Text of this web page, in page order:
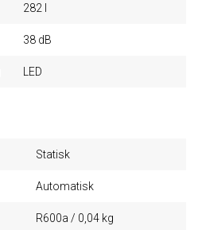
282 l
38 dB
LED
Statisk
Automatisk
R600a / 0,04 kg